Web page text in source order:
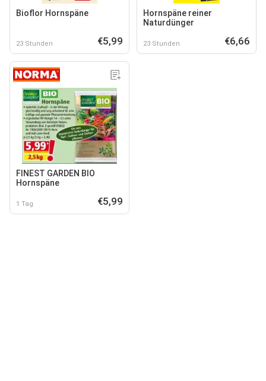
Bioflor Hornspäne
23 Stunden €5,99
Hornspäne reiner
Naturdünger
23 Stunden €6,66
FINEST GARDEN BIO
Hornspäne
1 Tag €5,99